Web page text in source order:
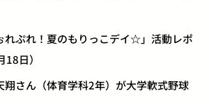
れぷれ！夏のもりっこデイ☆」活動レポ
日）
翔さん（体育学科2年）が大学軟式野球